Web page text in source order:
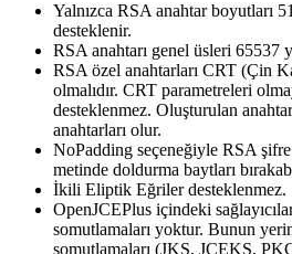
Yalnızca RSA anahtar boyutları
desteklenir.
RSA anahtarı genel üsleri 65537
RSA özel anahtarları CRT (Çin
olmalıdır. CRT parametreleri
desteklenmez. Oluşturulan
anahtarları olur.
NoPadding seçeneğiyle RSA
metinde doldurma baytları
İkili Eliptik Eğriler desteklenmez.
OpenJCEPlus içindeki
somutlamaları yoktur. Bunun
somutlamaları (JKS, JCEKS,